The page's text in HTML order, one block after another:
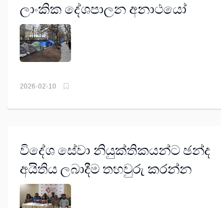
ලාංකික දේශපාලන අනාථයෝ
2026-02-10
විදේශ සේවා නියුක්තිකයන්ට ඡන්ද
අයිතිය ලබාදීම තහවුරු කරන්න